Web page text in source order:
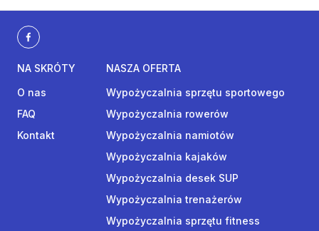
NA SKRÓTY
O nas
FAQ
Kontakt
NASZA OFERTA
Wypożyczalnia sprzętu sportowego
Wypożyczalnia rowerów
Wypożyczalnia namiotów
Wypożyczalnia kajaków
Wypożyczalnia desek SUP
Wypożyczalnia trenażerów
Wypożyczalnia sprzętu fitness